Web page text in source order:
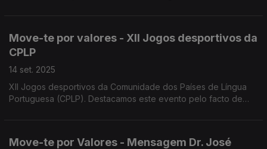
Move-te por valores - XII Jogos desportivos da
CPLP
14 set. 2025
XII Jogos desportivos da Comunidade dos Países de Língua
Portuguesa (CPLP). Destacamos este evento pelo facto de
Move-te por Valores - Mensagem Dr. José